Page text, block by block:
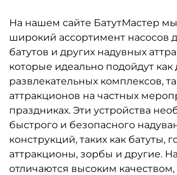
На нашем сайте БатутМастер
широкий ассортимент насосов
батутов и других надувных
которые идеально подойдут
развлекательных комплексов,
аттракционов на частных
праздниках. Эти устройства
быстрого и безопасного
конструкций, таких как батуты,
аттракционы, зорбы и другие.
отличаются высоким качеством,